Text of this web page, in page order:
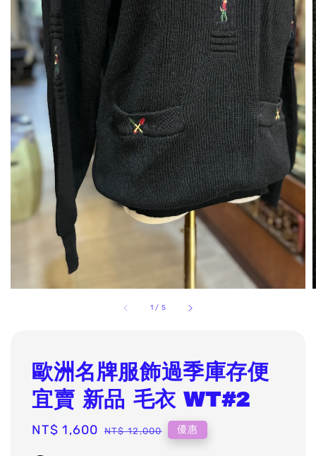
1 / 5
歐洲名牌服飾過季庫存便
宜賣 新品 毛衣 WT#2
Sale
NT$ 1,600 Regular
NT$ 12,000 優惠